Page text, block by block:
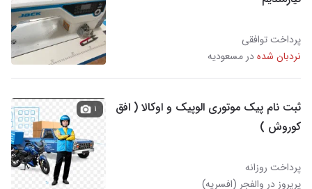
پرداخت توافقی
نردبان شدهدر مسعودیه
ثبت نام پیک موتوری الوپیک و اوکالا ( افق
کوروش )
پرداخت روزانه
پریروز در والفجر (افسریه)
۱